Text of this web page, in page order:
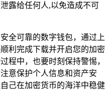
露给任何人,以免造成不可
全可靠的数字钱包，通过上
利完成下载并开启您的加密
程中，也要时刻保持警惕，
意保护个人信息和资产安
己在加密货币的海洋中稳健